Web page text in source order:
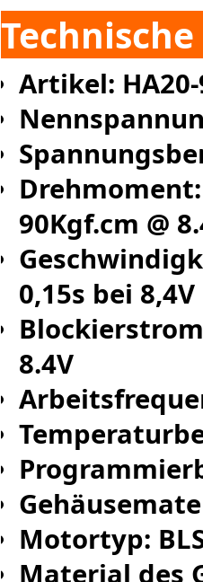
Artikel:
Drehmoment:
90Kgf.cm @
0,15s bei 8,4V
8.4V
P
Motortyp:
Material des